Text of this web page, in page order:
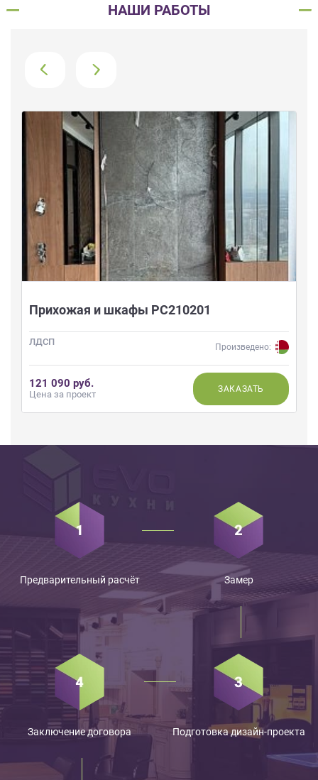
НАШИ РАБОТЫ
Прихожая и шкафы РС210201
ЛДСП Произведено:
121 090 руб.
Цена за проект ЗАКАЗАТЬ
Предварительный расчёт Замер
Подготовка дизайн-проекта
Заключение договора